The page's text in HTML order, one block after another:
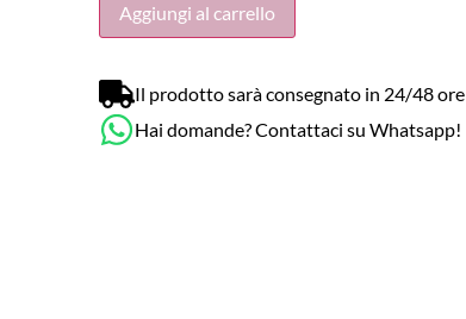
Aggiungi al carrello
Il prodotto sarà consegnato in 24/48 ore
Hai domande? Contattaci su Whatsapp!